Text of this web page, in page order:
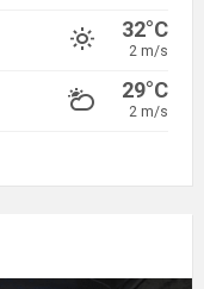
32°C
2 m/s
29°C
2 m/s